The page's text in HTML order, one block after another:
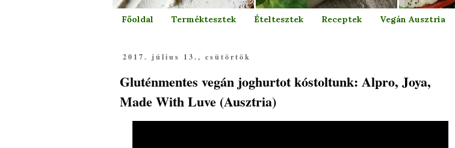
Főoldal Terméktesztek Ételtesztek Receptek Vegán Ausztria
2017. július 13., csütörtök
Gluténmentes vegán joghurtot kóstoltunk: Alpro, Joya,
Made With Luve (Ausztria)